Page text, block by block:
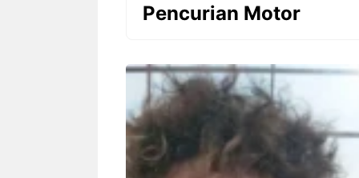
Pencurian Motor